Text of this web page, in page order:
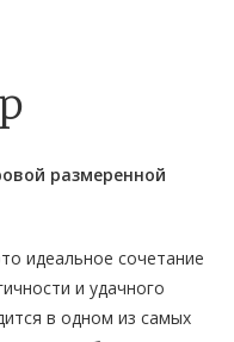
размеренной
идеальное сочетание
и удачного
в одном из самых